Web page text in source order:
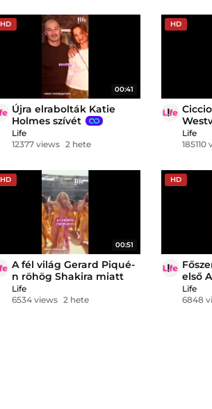
HD
00:41
Újra elrabolták Katie
Holmes szívét
Life
12377 views 2 hete
HD
Life
185110
HD
00:51
A fél világ Gerard Piqué-
n röhög Shakira miatt
Life
6534 views 2 hete
HD
első
Life
6848